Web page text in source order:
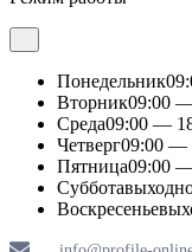
Понедельник
Вторник09:00
Среда09:00 —
Четверг09:00 —
Пятница09:00
Суббота
Воскресенье